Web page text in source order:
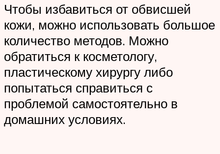
Чтобы избавиться от обвисшей
кожи, можно использовать большое
количество методов. Можно
обратиться к косметологу,
пластическому хирургу либо
попытаться справиться с
проблемой самостоятельно в
домашних условиях.